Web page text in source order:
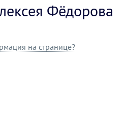
Фёдорова
на странице?